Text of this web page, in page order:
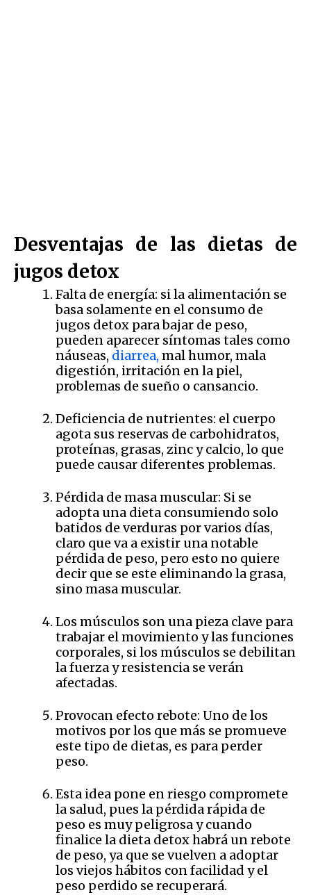
Desventajas de las dietas de
jugos detox
Falta de energía: si la alimentación se
basa solamente en el consumo de
jugos detox para bajar de peso,
pueden aparecer síntomas tales como
náuseas, diarrea, mal humor, mala
digestión, irritación en la piel,
problemas de sueño o cansancio.
Deficiencia de nutrientes: el cuerpo
agota sus reservas de carbohidratos,
proteínas, grasas, zinc y calcio, lo que
puede causar diferentes problemas.
Pérdida de masa muscular: Si se
adopta una dieta consumiendo solo
batidos de verduras por varios días,
claro que va a existir una notable
pérdida de peso, pero esto no quiere
decir que se este eliminando la grasa,
sino masa muscular.
Los músculos son una pieza clave para
trabajar el movimiento y las funciones
corporales, si los músculos se debilitan
la fuerza y resistencia se verán
afectadas.
Provocan efecto rebote: Uno de los
motivos por los que más se promueve
este tipo de dietas, es para perder
peso.
Esta idea pone en riesgo compromete
la salud, pues la pérdida rápida de
peso es muy peligrosa y cuando
finalice la dieta detox habrá un rebote
de peso, ya que se vuelven a adoptar
los viejos hábitos con facilidad y el
peso perdido se recuperará.